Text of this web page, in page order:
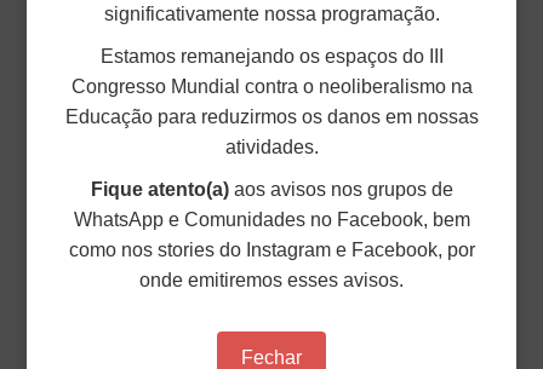
NOTA DE REPÚDIO DA DIRETORIA DO
ANDES-SN AOS ATOS DE VIOLÊNCIA E
ESTADUAL DE CAMPINAS (UNICAMP).
O ANDES-SN repudia com veemência os atos de
violência e intimidação ocorridos em 23 de
fevereiro de 2026, no campus de Barão Geraldo
significativamente nossa programação.
Estamos remanejando os espaços do III
Congresso Mundial contra o neoliberalismo na
Educação para reduzirmos os danos em nossas
atividades.
Fique atento(a)aos avisos nos grupos de
WhatsApp e Comunidades no Facebook, bem
como nos stories do Instagram e Facebook, por
onde emitiremos esses avisos.
Fechar